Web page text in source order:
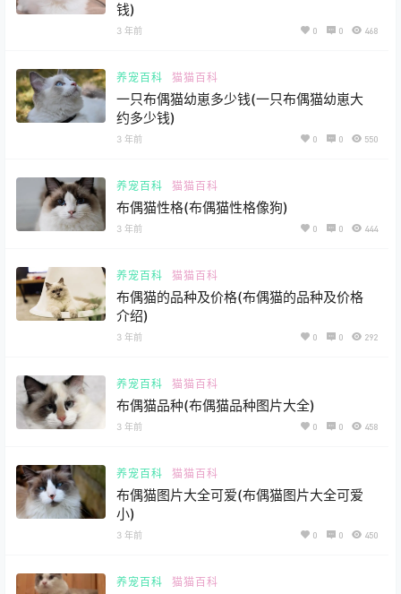
钱)
3 年前 0 0 468
养宠百科 猫猫百科
一只布偶猫幼崽多少钱(一只布偶猫幼崽大
约多少钱)
3 年前 0 0 550
养宠百科 猫猫百科
布偶猫性格(布偶猫性格像狗)
3 年前 0 0 444
养宠百科 猫猫百科
布偶猫的品种及价格(布偶猫的品种及价格
介绍)
3 年前 0 0 292
养宠百科 猫猫百科
布偶猫品种(布偶猫品种图片大全)
3 年前 0 0 458
养宠百科 猫猫百科
布偶猫图片大全可爱(布偶猫图片大全可爱
小)
3 年前 0 0 450
养宠百科 猫猫百科